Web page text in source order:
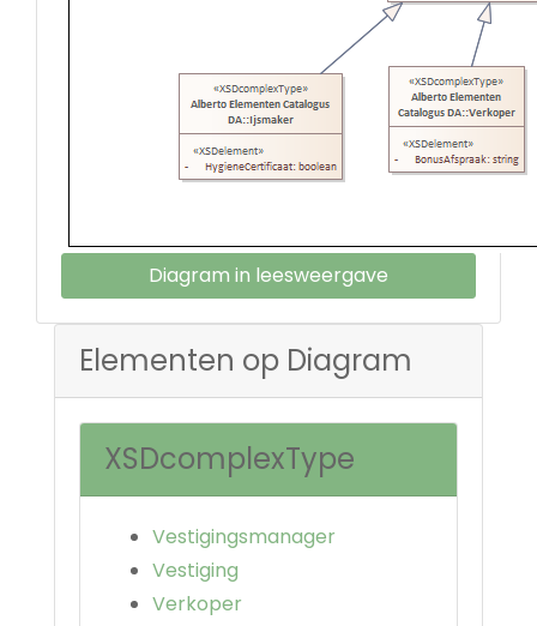
Diagram in leesweergave
Elementen op Diagram
XSDcomplexType
Vestigingsmanager
Vestiging
Verkoper